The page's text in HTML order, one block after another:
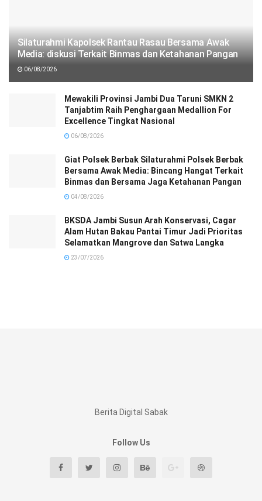
Silaturahmi Kapolsek Rantau Rasau Bersama Awak
Media: diskusi Terkait Binmas dan Ketahanan Pangan
06/08/2026
Mewakili Provinsi Jambi Dua Taruni SMKN 2
Tanjabtim Raih Penghargaan Medallion For
Excellence Tingkat Nasional
06/08/2026
Giat Polsek Berbak Silaturahmi Polsek Berbak
Bersama Awak Media: Bincang Hangat Terkait
Binmas dan Bersama Jaga Ketahanan Pangan
04/08/2026
BKSDA Jambi Susun Arah Konservasi, Cagar
Alam Hutan Bakau Pantai Timur Jadi Prioritas
Selamatkan Mangrove dan Satwa Langka
23/07/2026
Berita Digital Sabak
Follow Us